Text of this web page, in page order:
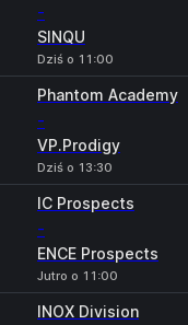
-
SINQU
Dziś o 11:00
Phantom Academy
-
VP.Prodigy
Dziś o 13:30
IC Prospects
-
ENCE Prospects
Jutro o 11:00
INOX Division